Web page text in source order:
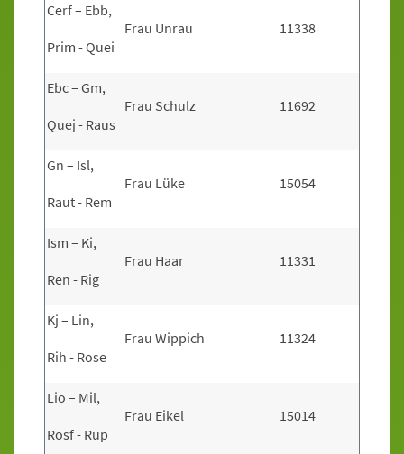
Cerf – Ebb,
Prim - Quei
Frau Unrau 11338
Ebc – Gm,
Quej - Raus
Frau Schulz 11692
Gn – Isl,
Raut - Rem
Frau Lüke 15054
Ism – Ki,
Ren - Rig
Frau Haar 11331
Kj – Lin,
Rih - Rose
Frau Wippich 11324
Lio – Mil,
Rosf - Rup
Frau Eikel 15014